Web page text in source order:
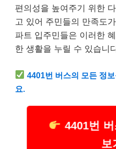
편의성을 높여주기 위한
고 있어 주민들의 만족도
파트 입주민들은 이러한
한 생활을 누릴 수 있습니
4401번 버스의 모든 정
요.
4401번 버
보